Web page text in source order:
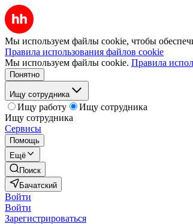
Мы используем файлы cookie, чтобы
Правила использования файлов cookie
Мы используем файлы cookie. Правила
Понятно
Ищу сотрудника
Ищу работу
Ищу сотрудника
Ищу сотрудника
Сервисы
Помощь
Ещё
Поиск
Бачатский
Войти
Войти
Зарегистрироваться